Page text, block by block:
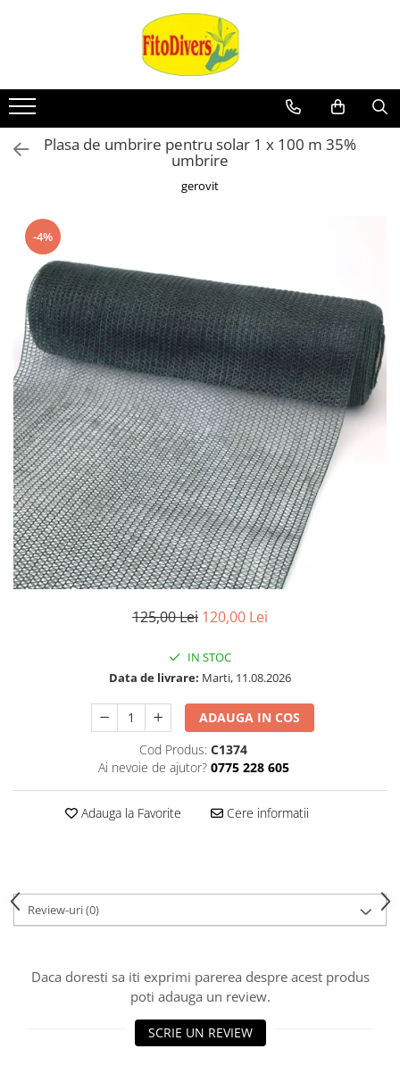
Plasa de umbrire pentru solar 1 x 100 m 35%
umbrire
gerovit
-4%
125,00 Lei 120,00 Lei
IN STOC
Data de livrare: Marti, 11.08.2026
ADAUGA IN COS
Cod Produs: C1374
Ai nevoie de ajutor? 0775 228 605
Adauga la Favorite Cere informatii
Review-uri(0)
Daca doresti sa iti exprimi parerea despre acest produs
poti adauga un review.
SCRIE UN REVIEW